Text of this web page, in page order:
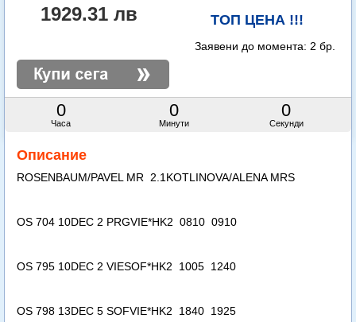
1929.31 лв
ТОП ЦЕНА !!!
0
Часа
0
Минути
0
Секунди
Заявени до момента: 2 бр.
Описание
ROSENBAUM/PAVEL MR 2.1KOTLINOVA/ALENA MRS
OS 704 10DEC 2 PRGVIE*HK2 0810 0910
OS 795 10DEC 2 VIESOF*HK2 1005 1240
OS 798 13DEC 5 SOFVIE*HK2 1840 1925